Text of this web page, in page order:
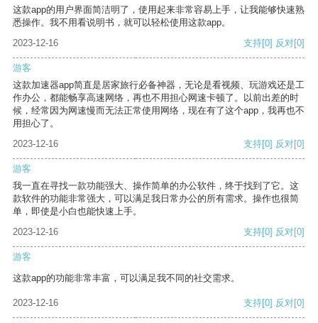
这款app的用户界面简洁明了，使用起来非常容易上手，让我能够快速熟
悉操作。我不用看说明书，就可以轻松使用这款app。
2023-12-16
支持[0] 反对[0]
游客
这款加速器app简直是居家旅行必备神器，无论是看视频、玩游戏还是工
作办公，都能畅享高速网络，再也不用担心网速卡顿了。以前出差的时
候，经常因为网速慢而无法正常使用网络，现在有了这个app，我再也不
用担心了。
2023-12-16
支持[0] 反对[0]
游客
我一直在寻找一款功能强大、操作简单的办公软件，终于找到了它。这
款软件的功能非常强大，可以满足我日常办公的所有需求。操作也很简
单，即使是小白也能快速上手。
2023-12-16
支持[0] 反对[0]
游客
这款app的功能非常丰富，可以满足我不同的社交需求。
2023-12-16 支持[0] 反对[0]